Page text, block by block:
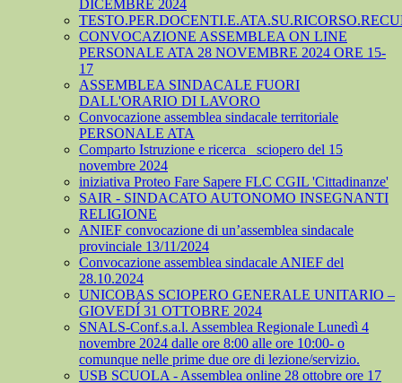
DICEMBRE 2024
CONVOCAZIONE ASSEMBLEA ON LINE
PERSONALE ATA 28 NOVEMBRE 2024 ORE 15-
17
ASSEMBLEA SINDACALE FUORI
DALL'ORARIO DI LAVORO
Convocazione assemblea sindacale territoriale
PERSONALE ATA
Comparto Istruzione e ricerca_ sciopero del 15
novembre 2024
iniziativa Proteo Fare Sapere FLC CGIL 'Cittadinanze'
SAIR - SINDACATO AUTONOMO INSEGNANTI
RELIGIONE
ANIEF convocazione di un’assemblea sindacale
provinciale 13/11/2024
Convocazione assemblea sindacale ANIEF del
28.10.2024
UNICOBAS SCIOPERO GENERALE UNITARIO –
GIOVEDÍ 31 OTTOBRE 2024
SNALS-Conf.s.a.l. Assemblea Regionale Lunedì 4
novembre 2024 dalle ore 8:00 alle ore 10:00- o
comunque nelle prime due ore di lezione/servizio.
USB SCUOLA - Assemblea online 28 ottobre ore 17